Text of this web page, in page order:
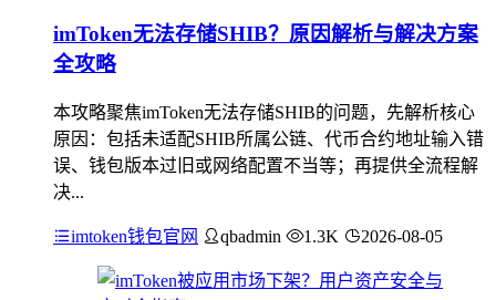
imToken无法存储SHIB？原因解析与解决方案
全攻略
本攻略聚焦imToken无法存储SHIB的问题，先解析核心
原因：包括未适配SHIB所属公链、代币合约地址输入错
误、钱包版本过旧或网络配置不当等；再提供全流程解
决...
imtoken钱包官网 qbadmin 1.3K 2026-08-05